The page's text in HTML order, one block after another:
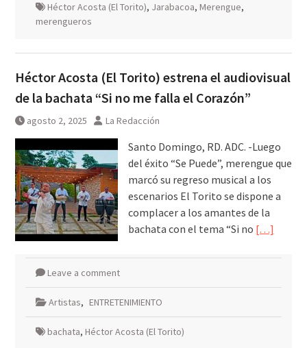
Héctor Acosta (El Torito), Jarabacoa, Merengue,
merengueros
Héctor Acosta (El Torito) estrena el audiovisual
de la bachata “Si no me falla el Corazón”
agosto 2, 2025 La Redacción
Santo Domingo, RD. ADC. -Luego
del éxito “Se Puede”, merengue que
marcó su regreso musical a los
escenarios El Torito se dispone a
complacer a los amantes de la
bachata con el tema “Si no […]
Leave a comment
Artistas, ENTRETENIMIENTO
bachata, Héctor Acosta (El Torito)